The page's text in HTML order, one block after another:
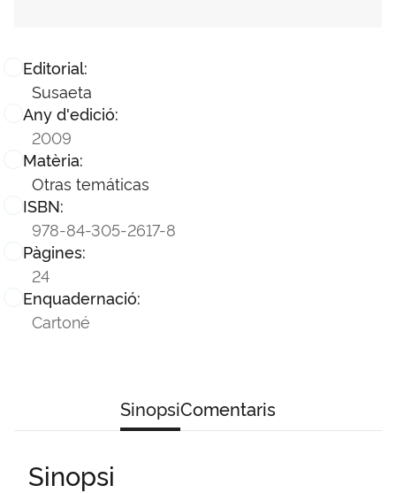
Editorial:
Susaeta
Any d'edició:
2009
Matèria:
Otras temáticas
ISBN:
978-84-305-2617-8
Pàgines:
24
Enquadernació:
Cartoné
SinopsiComentaris
Sinopsi